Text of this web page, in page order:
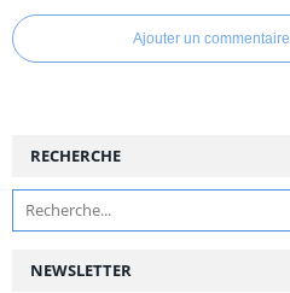
Ajouter un commentaire
NEWSLETTER
RECHERCHE